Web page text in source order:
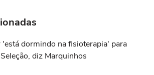
'está dormindo na fisioterapia' para
diz Marquinhos